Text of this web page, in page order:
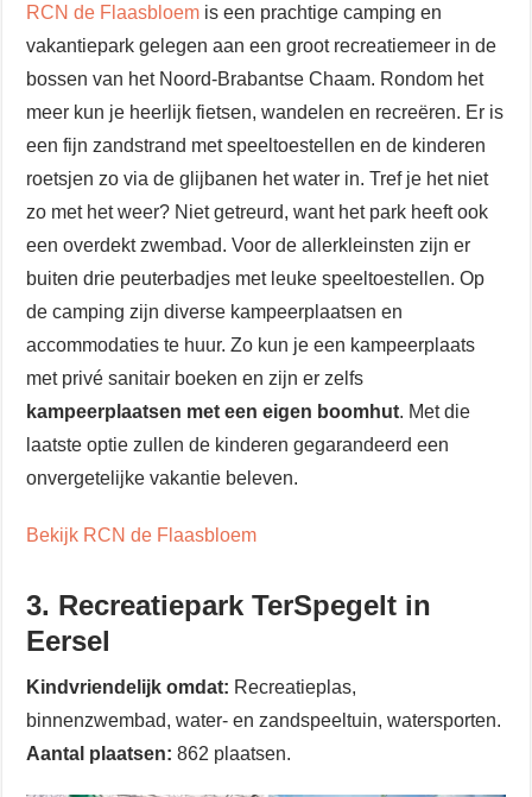
RCN de Flaasbloem is een prachtige camping en
vakantiepark gelegen aan een groot recreatiemeer in de
bossen van het Noord-Brabantse Chaam. Rondom het
meer kun je heerlijk fietsen, wandelen en recreëren. Er is
een fijn zandstrand met speeltoestellen en de kinderen
roetsjen zo via de glijbanen het water in. Tref je het niet
zo met het weer? Niet getreurd, want het park heeft ook
een overdekt zwembad. Voor de allerkleinsten zijn er
buiten drie peuterbadjes met leuke speeltoestellen. Op
de camping zijn diverse kampeerplaatsen en
accommodaties te huur. Zo kun je een kampeerplaats
met privé sanitair boeken en zijn er zelfs
kampeerplaatsen met een eigen boomhut. Met die
laatste optie zullen de kinderen gegarandeerd een
onvergetelijke vakantie beleven.
Bekijk RCN de Flaasbloem
3. Recreatiepark TerSpegelt in
Eersel
Kindvriendelijk omdat: Recreatieplas,
binnenzwembad, water- en zandspeeltuin, watersporten.
Aantal plaatsen:862 plaatsen.